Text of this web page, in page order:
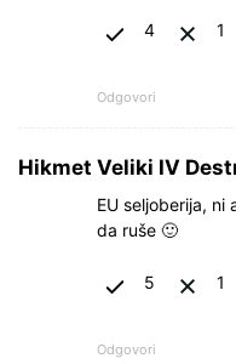
4 1
Odgovori
Hikmet Veliki IV
EU seljoberija, ni
da ruše 🙂
5 1
Odgovori